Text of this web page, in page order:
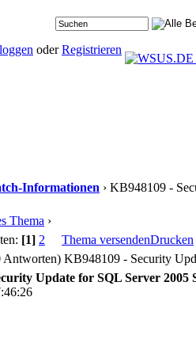
oderRegistrieren
Informationen › KB948109 -
Thema ›
[1] 2 Thema versendenDrucken
KB948109 - Security
Update for SQL Server 2005